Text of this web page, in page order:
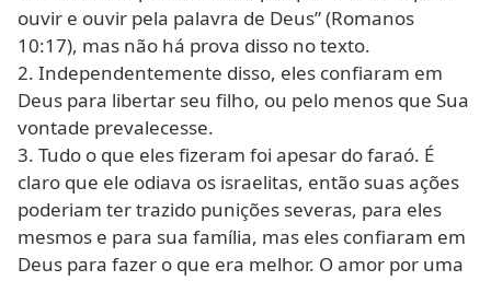
ouvir e ouvir pela palavra de Deus” (Romanos
10:17), mas não há prova disso no texto.
2. Independentemente disso, eles confiaram em
Deus para libertar seu filho, ou pelo menos que Sua
vontade prevalecesse.
3. Tudo o que eles fizeram foi apesar do faraó. É
claro que ele odiava os israelitas, então suas ações
poderiam ter trazido punições severas, para eles
mesmos e para sua família, mas eles confiaram em
Deus para fazer o que era melhor. O amor por uma